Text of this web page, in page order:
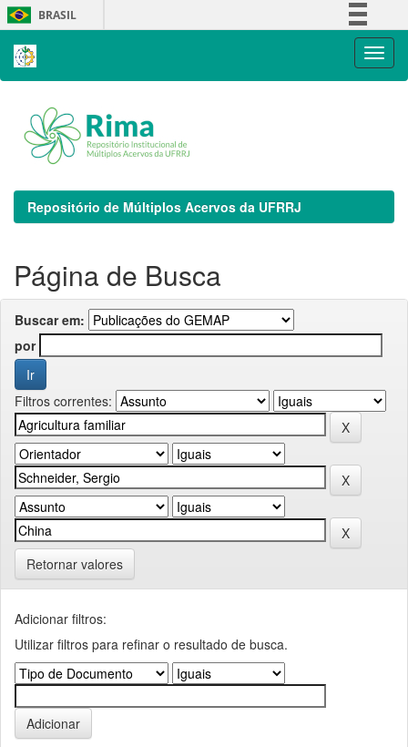
Skip
navigation
BRASIL
Repositório de Múltiplos Acervos da UFRRJ
Página de Busca
Buscar em:
por
Filtros correntes:
Retornar valores
Adicionar filtros:
Utilizar filtros para refinar o resultado de busca.